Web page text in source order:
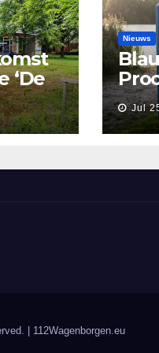
‘De
Nieuws
Jul
| 112Wagenborgen.eu